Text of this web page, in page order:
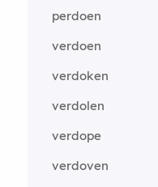
perdoen
verdoen
verdoken
verdolen
verdope
verdoven